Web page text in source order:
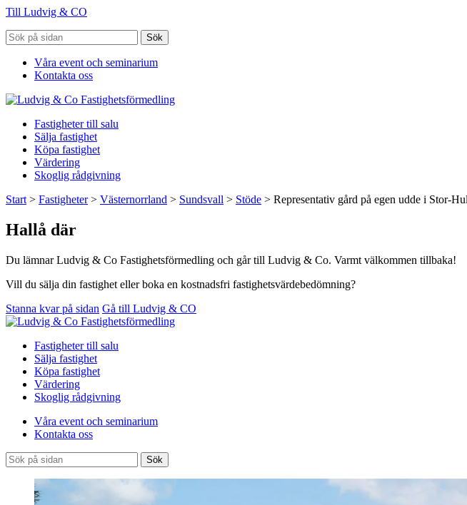
Till Ludvig & CO
Sök
Våra event och seminarium
Kontakta oss
Fastigheter till salu
Sälja fastighet
Köpa fastighet
Värdering
Skoglig rådgivning
Start > Fastigheter> Västernorrland > Sundsvall > Stöde > Representativ gård på egen udde i Stor-
Hallå där
Du lämnar Ludvig & Co Fastighetsförmedling och går till Ludvig & Co. Varmt välkommen tillbaka!
Vill du sälja din fastighet eller boka en kostnadsfri fastighetsvärdebedömning?
Stanna kvar på sidan Gå till Ludvig & CO
Fastigheter till salu
Sälja fastighet
Köpa fastighet
Värdering
Skoglig rådgivning
Våra event och seminarium
Kontakta oss
Sök